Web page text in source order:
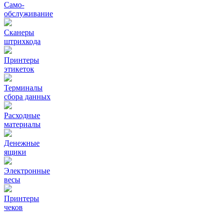
Само-
обслуживание
Сканеры
штрихкода
Принтеры
этикеток
Терминалы
сбора данных
Расходные
материалы
Денежные
ящики
Электронные
весы
Принтеры
чеков